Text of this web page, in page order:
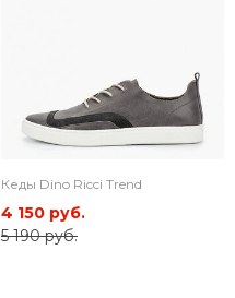
Кеды Dino Ricci Trend
4 150 руб.
5 190 руб.